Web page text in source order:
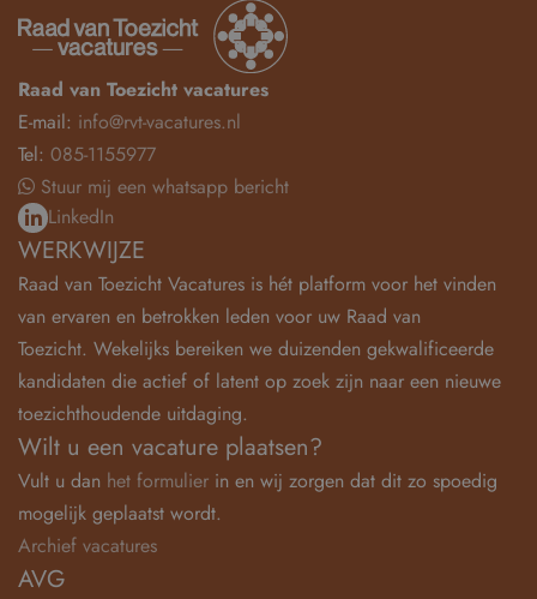
Raad van Toezicht vacatures
E-mail: info@rvt-vacatures.nl
Tel: 085-1155977
Stuur mij een whatsapp bericht
LinkedIn
WERKWIJZE
Raad van Toezicht Vacatures is hét platform voor het vinden
van ervaren en betrokken leden voor uw Raad van
Toezicht. Wekelijks bereiken we duizenden gekwalificeerde
kandidaten die actief of latent op zoek zijn naar een nieuwe
toezichthoudende uitdaging.
Wilt u een vacature plaatsen?
Vult u dan het formulier in en wij zorgen dat dit zo spoedig
mogelijk geplaatst wordt.
Archief vacatures
AVG